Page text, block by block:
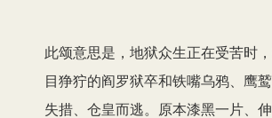
此颂意思是，地狱众生正在受苦时
目狰狞的阎罗狱卒和铁嘴乌鸦、鹰
失措、仓皇而逃。原本漆黑一片、